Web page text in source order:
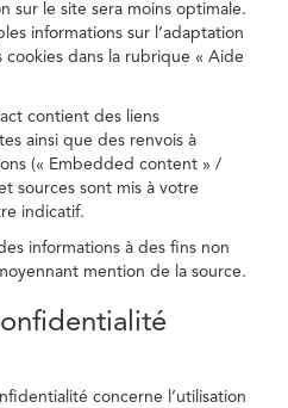
sur le site sera moins optimale.
informations sur l’adaptation
dans la rubrique « Aide
contient des liens
ainsi que des renvois à
(« Embedded content » /
sources sont mis à votre
indicatif.
informations à des fins non
mention de la source.
concerne l’utilisation